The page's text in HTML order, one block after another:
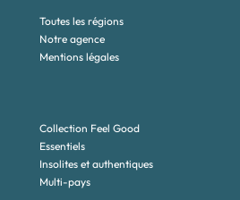
Toutes les régions
Notre agence
Mentions légales
Collection Feel Good
Essentiels
Insolites et authentiques
Multi-pays